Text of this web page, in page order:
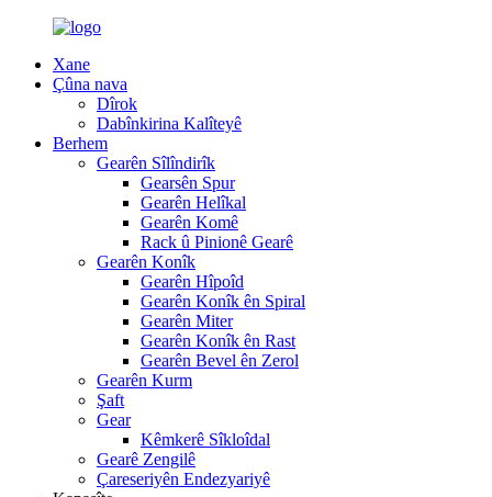
Xane
Çûna nava
Dîrok
Dabînkirina Kalîteyê
Berhem
Gearên Sîlîndirîk
Gearsên Spur
Gearên Helîkal
Gearên Komê
Rack û Pinionê Gearê
Gearên Konîk
Gearên Hîpoîd
Gearên Konîk ên Spiral
Gearên Miter
Gearên Konîk ên Rast
Gearên Bevel ên Zerol
Gearên Kurm
Şaft
Gear
Kêmkerê Sîkloîdal
Gearê Zengilê
Çareseriyên Endezyariyê